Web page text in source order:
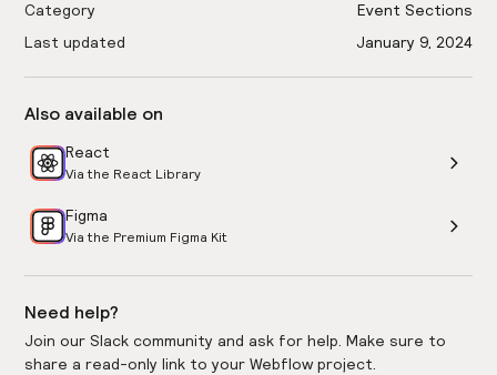
Category
Event Sections
Last updated
January 9, 2024
Also available on
React
Via the React Library
Figma
Via the Premium Figma Kit
Need help?
Join our Slack community and ask for help. Make sure to
share a read-only link to your Webflow project.